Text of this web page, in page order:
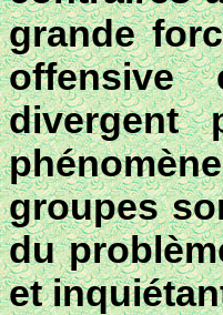
grande
offensive
divergent
groupes
du
et